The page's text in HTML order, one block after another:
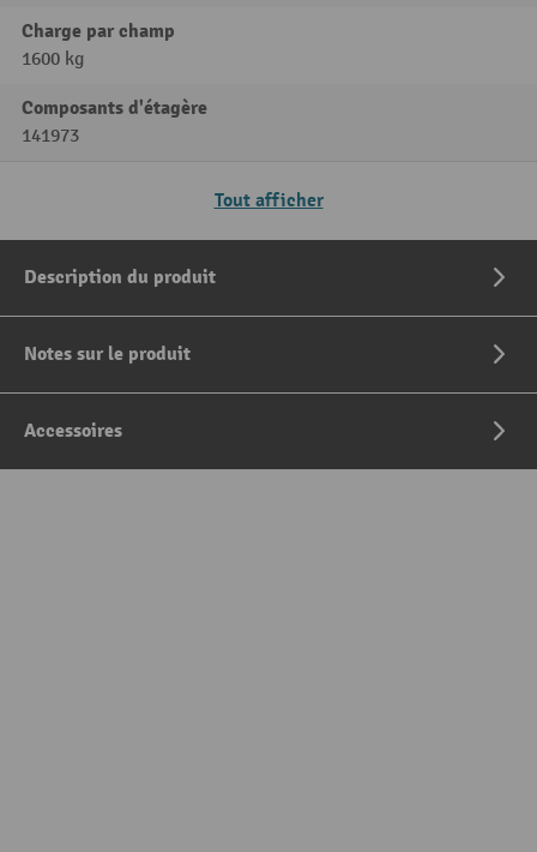
Charge par champ
1600 kg
Composants d'étagère
141973
Tout afficher
Description du produit
Notes sur le produit
Accessoires